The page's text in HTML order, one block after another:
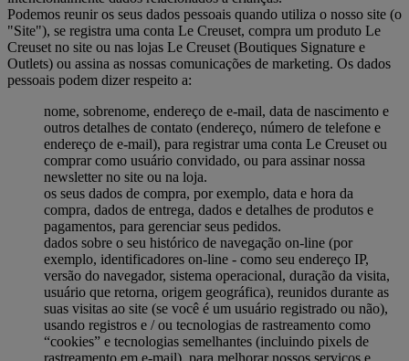
Podemos reunir os seus dados pessoais quando utiliza o nosso site (o
"Site"), se registra uma conta Le Creuset, compra um produto Le
Creuset no site ou nas lojas Le Creuset (Boutiques Signature e
Outlets) ou assina as nossas comunicações de marketing. Os dados
pessoais podem dizer respeito a:
nome, sobrenome, endereço de e-mail, data de nascimento e
outros detalhes de contato (endereço, número de telefone e
endereço de e-mail), para registrar uma conta Le Creuset ou
comprar como usuário convidado, ou para assinar nossa
newsletter no site ou na loja.
os seus dados de compra, por exemplo, data e hora da
compra, dados de entrega, dados e detalhes de produtos e
pagamentos, para gerenciar seus pedidos.
dados sobre o seu histórico de navegação on-line (por
exemplo, identificadores on-line - como seu endereço IP,
versão do navegador, sistema operacional, duração da visita,
usuário que retorna, origem geográfica), reunidos durante as
suas visitas ao site (se você é um usuário registrado ou não),
usando registros e / ou tecnologias de rastreamento como
“cookies” e tecnologias semelhantes (incluindo pixels de